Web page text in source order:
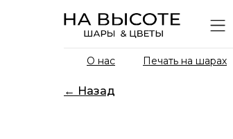
Печать на шарах
О нас
← Назад